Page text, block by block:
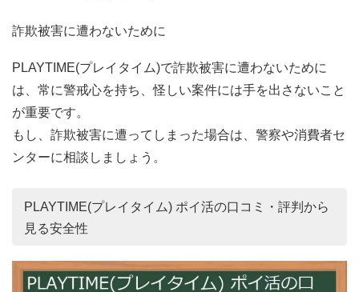
詐欺被害に遭わないために
PLAYTIME(プレイタイム)で詐欺被害に遭わないために
は、常に警戒心を持ち、怪しい案件には手を出さないこと
が重要です。
もし、詐欺被害に遭ってしまった場合は、警察や消費者セ
ンターに相談しましょう。
PLAYTIME(プレイタイム) ポイ活の口コミ・評判から
見る安全性